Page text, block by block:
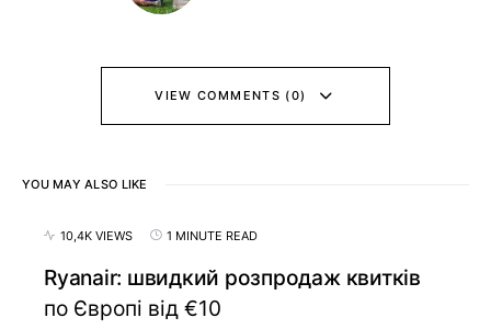
VIEW COMMENTS (0)
YOU MAY ALSO LIKE
10,4K VIEWS 1 MINUTE READ
Ryanair: швидкий розпродаж квитків
по Європі від €10